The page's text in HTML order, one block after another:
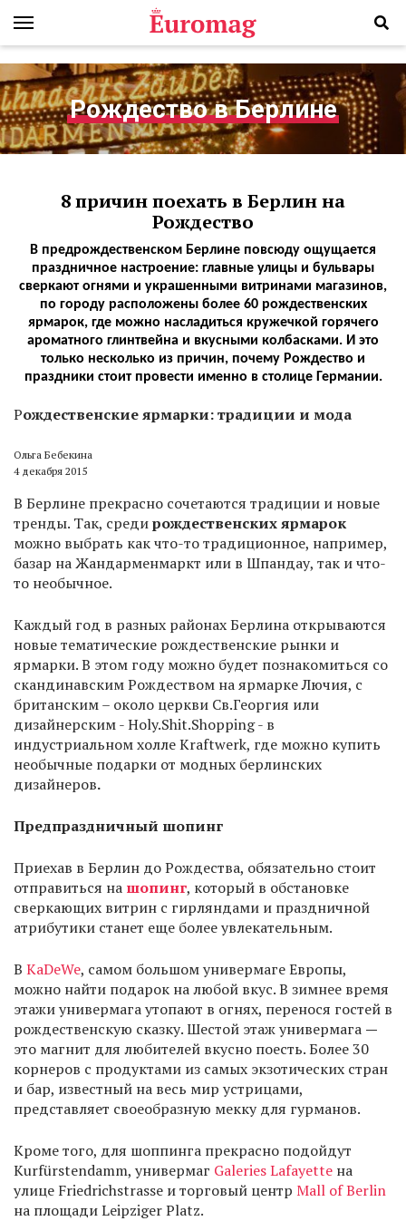
Рождество в Берлине
8 причин поехать в Берлин на
Рождество
В предрождественском Берлине повсюду ощущается
праздничное настроение: главные улицы и бульвары
сверкают огнями и украшенными витринами магазинов,
по городу расположены более 60 рождественских
ярмарок, где можно насладиться кружечкой горячего
ароматного глинтвейна и вкусными колбасками. И это
только несколько из причин, почему Рождество и
праздники стоит провести именно в столице Германии.
Рождественские ярмарки: традиции и мода
Ольга Бебекина
4 декабря 2015
В Берлине прекрасно сочетаются традиции и новые
тренды. Так, средирождественских ярмарок
можно выбрать как что-то традиционное, например,
базар на Жандарменмаркт или в Шпандау, так и что-
то необычное.
Каждый год в разных районах Берлина открываются
новые тематические рождественские рынки и
ярмарки. В этом году можно будет познакомиться со
скандинавским Рождеством на ярмарке Лючия, с
британским – около церкви Св.Георгия или
дизайнерским - Holy.Shit.Shopping - в
индустриальном холле Kraftwerk, где можно купить
необычные подарки от модных берлинских
дизайнеров.
Предпраздничный шопинг
Приехав в Берлин до Рождества, обязательно стоит
отправиться на шопинг, который в обстановке
сверкающих витрин с гирляндами и праздничной
атрибутики станет еще более увлекательным.
В KaDeWe, самом большом универмаге Европы,
можно найти подарок на любой вкус. В зимнее время
этажи универмага утопают в огнях, перенося гостей в
рождественскую сказку. Шестой этаж универмага —
это магнит для любителей вкусно поесть. Более 30
корнеров с продуктами из самых экзотических стран
и бар, известный на весь мир устрицами,
представляет своеобразную мекку для гурманов.
Кроме того, для шоппинга прекрасно подойдут
Kurfürstendamm, универмаг Galeries Lafayette на
улице Friedrichstrasse и торговый центр Mall of Berlin
на площади Leipziger Platz.